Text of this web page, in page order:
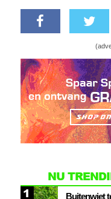
NU
1
Buitenwiet